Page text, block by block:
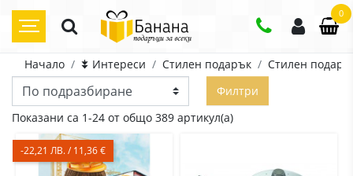
0
Начало ⯯ Интереси Стилен подарък
Стилен
Филтри
Показани са 1-24 от общо 389 артикул(а)
-22,21 ЛВ. / 11,36 €